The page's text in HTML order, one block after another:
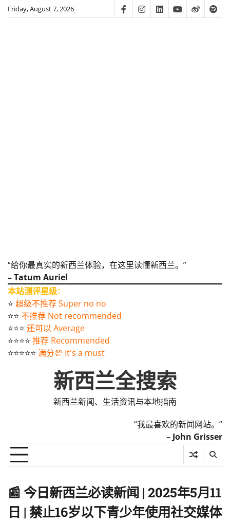
SkipFriday, August 7, 2026 FacebookInstagram
LinkedinYoutube
Weibo
“给你最真实的新西兰体验，在这里读懂新西兰。”
– Tatum Auriel
本站测评星级：
⭐️ 超级不推荐 Super no no
⭐️⭐️ 不推荐 Not recommended
⭐️⭐️⭐️ 还可以 Average
⭐️⭐️⭐️⭐️ 推荐 Recommended
⭐️⭐️⭐️⭐️⭐️ 满分💯 It's a must
新西兰全搜索
新西兰新闻、生活资讯与本地指南
“我最喜欢的新闻网站。”
– John Grisser
📰 今日新西兰必读新闻 | 2025年5月11
日 | 禁止16岁以下青少年使用社交媒体